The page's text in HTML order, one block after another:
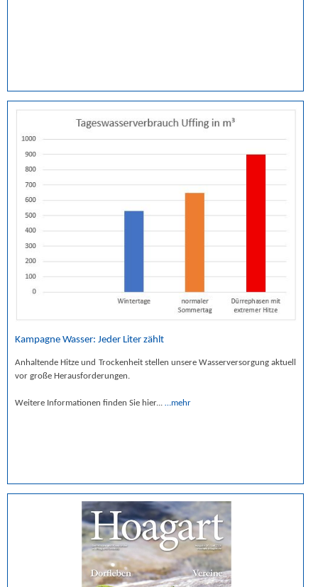
Kampagne Wasser: Jeder Liter zählt
Anhaltende Hitze und Trockenheit stellen unsere Wasserversorgung aktuell
vor große Herausforderungen.
Weitere Informationen finden Sie hier... …mehr